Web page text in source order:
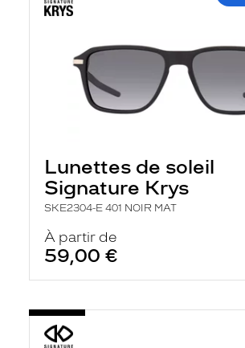
Lunettes de soleil
Signature Krys
SKE2304-E 401 NOIR MAT
À partir de
59,00 €